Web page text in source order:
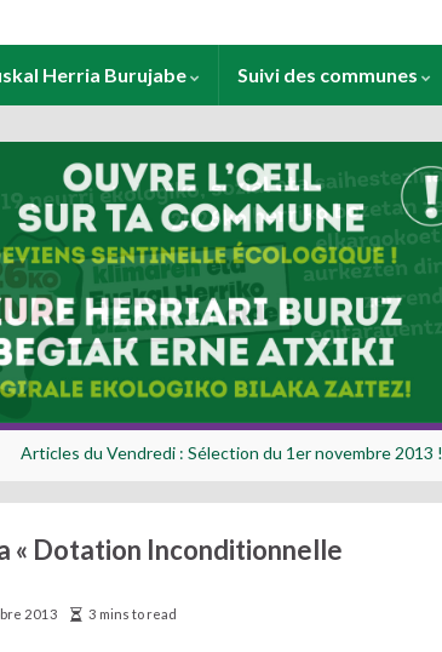
Herria Burujabe Suivi des communes
Articles du Vendredi : Sélection du 1er novembre 2013 !
« Dotation Inconditionnelle
2013 3 mins to read